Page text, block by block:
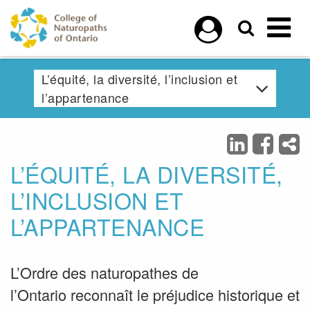
Skip to main content
L’équité, la diversité, l’inclusion et
l’appartenance
L’ÉQUITÉ, LA DIVERSITÉ,
L’INCLUSION ET
L’APPARTENANCE
L’Ordre des naturopathes de
l’Ontario reconnaît le préjudice historique et